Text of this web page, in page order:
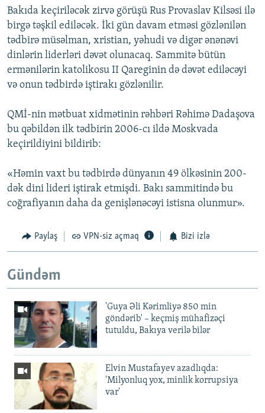
Bakıda keçiriləcək zirvə görüşü Rus Provaslav Kilsəsi ilə
birgə təşkil ediləcək. İki gün davam etməsi gözlənilən
tədbirə müsəlman, xristian, yəhudi və digər ənənəvi
dinlərin liderləri dəvət olunacaq. Sammitə bütün
ermənilərin katolikosu II Qareginin də dəvət ediləcəyi
və onun tədbirdə iştirakı gözlənilir.
QMİ-nin mətbuat xidmətinin rəhbəri Rəhimə Dadaşova
bu qəbildən ilk tədbirin 2006-cı ildə Moskvada
keçirildiyini bildirib:
«Həmin vaxt bu tədbirdə dünyanın 49 ölkəsinin 200-
dək dini lideri iştirak etmişdi. Bakı sammitində bu
coğrafiyanın daha da genişlənəcəyi istisna olunmur».
Paylaş VPN-siz açmaq Bizi izlə
Gündəm
'Guya Əli Kərimliyə 850 min
göndərib' – keçmiş mühafizəçi
tutuldu, Bakıya verilə bilər
Elvin Mustafayev azadlıqda:
'Milyonluq yox, minlik korrupsiya
var'